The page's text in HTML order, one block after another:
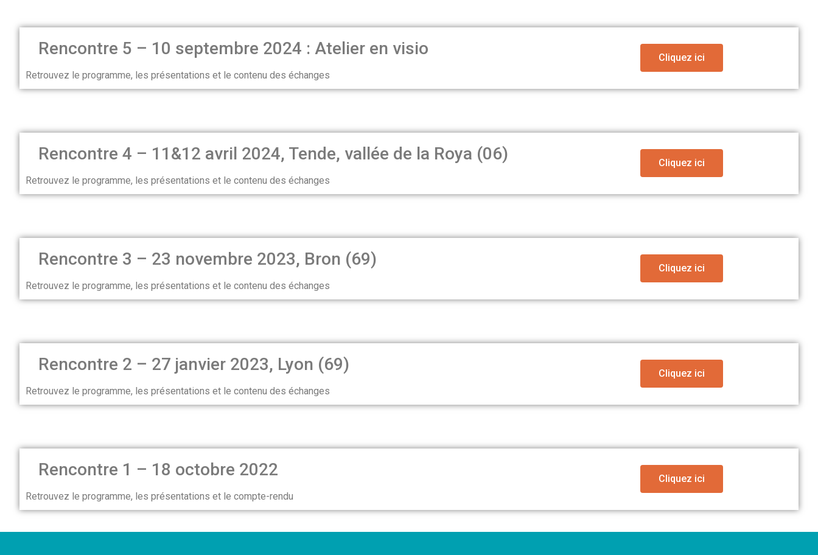
Rencontre 5 – 10 septembre 2024 : Atelier en visio
Retrouvez le programme, les présentations et le contenu des échanges
Cliquez ici
Rencontre 4 – 11&12 avril 2024, Tende, vallée de la Roya (06)
Retrouvez le programme, les présentations et le contenu des échanges
Cliquez ici
Rencontre 3 – 23 novembre 2023, Bron (69)
Retrouvez le programme, les présentations et le contenu des échanges
Cliquez ici
Rencontre 2 – 27 janvier 2023, Lyon (69)
Retrouvez le programme, les présentations et le contenu des échanges
Cliquez ici
Rencontre 1 – 18 octobre 2022
Retrouvez le programme, les présentations et le compte-rendu
Cliquez ici